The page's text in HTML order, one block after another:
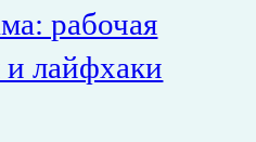
рабочая
и лайфхаки